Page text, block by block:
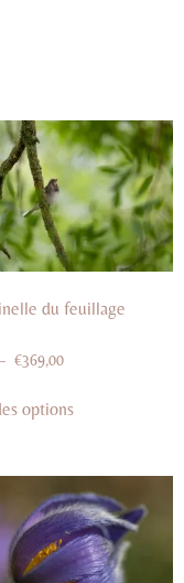
du feuillage
€369,00
options